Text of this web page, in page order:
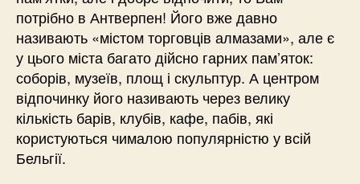
потрібно в Антверпен! Його вже давно
називають «містом торговців алмазами», але є
у цього міста багато дійсно гарних пам’яток:
соборів, музеїв, площ і скульптур. А центром
відпочинку його називають через велику
кількість барів, клубів, кафе, пабів, які
користуються чималою популярністю у всій
Бельгії.